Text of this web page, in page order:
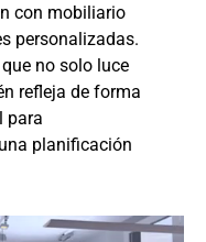
con mobiliario
personalizadas.
no solo luce
refleja de forma
para
planificación